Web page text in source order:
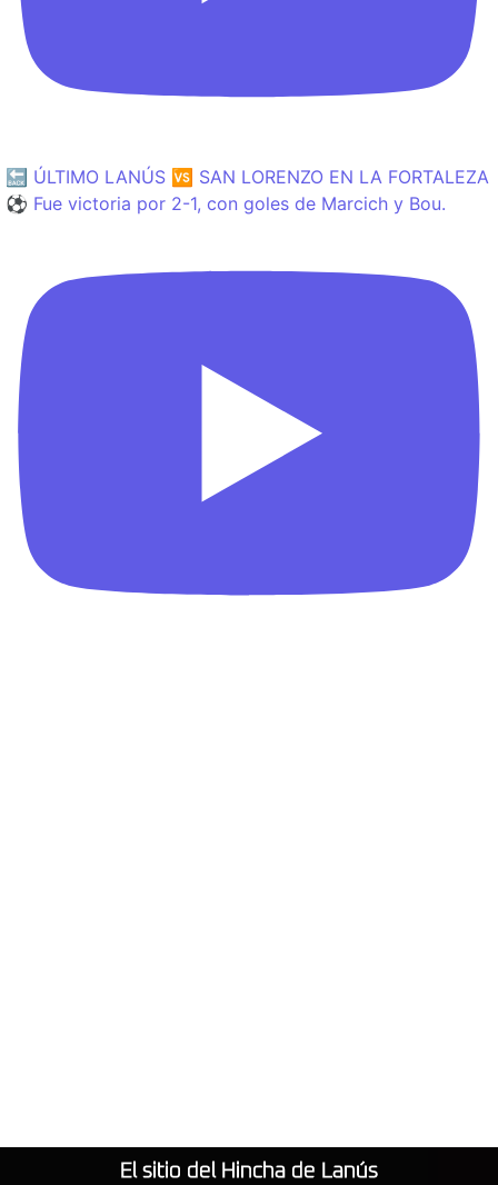
🔙 ÚLTIMO LANÚS 🆚 SAN LORENZO EN LA FORTALEZA
⚽️ Fue victoria por 2-1, con goles de Marcich y Bou.
El sitio del Hincha de Lanús